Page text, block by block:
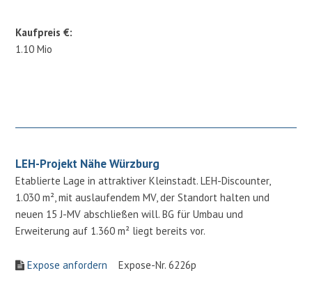
Kaufpreis €:
1.10 Mio
LEH-Projekt Nähe Würzburg
Etablierte Lage in attraktiver Kleinstadt. LEH-Discounter,
1.030 m², mit auslaufendem MV, der Standort halten und
neuen 15 J-MV abschließen will. BG für Umbau und
Erweiterung auf 1.360 m² liegt bereits vor.
Expose anfordern Expose-Nr. 6226p